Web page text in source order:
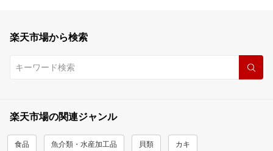
楽天市場から検索
楽天市場の関連ジャンル
食品 魚介類・水産加工品 貝類 カキ